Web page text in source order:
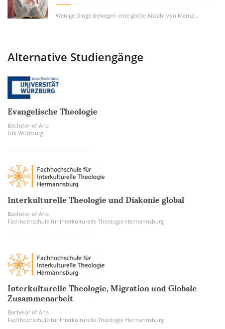
Wenige Dinge bewegen eine große Anzahl von Menschen so sehr wie der Glaube. Die...
Alternative Studiengänge
Evangelische Theologie
Bachelor of Arts
Uni Würzburg
Interkulturelle Theologie und Diakonie global
Bachelor of Arts
Fachhochschule für Interkulturelle Theologie Hermannsburg
Interkulturelle Theologie, Migration und Globale
Zusammenarbeit
Bachelor of Arts
Fachhochschule für Interkulturelle Theologie Hermannsburg